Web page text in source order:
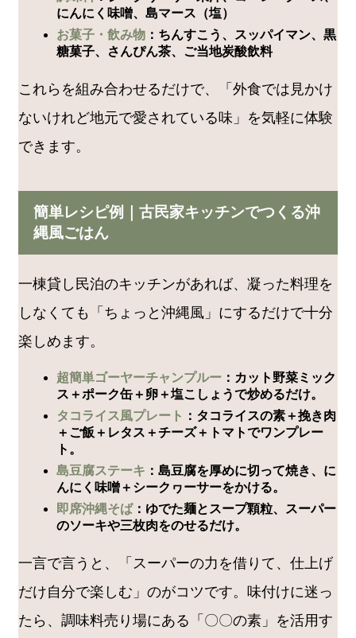
にんにく味噌、島マース（塩）
お菓子・飲み物 ：ちんすこう、スッパイマン、黒
糖菓子、さんぴん茶、ご当地炭酸飲料
これらを組み合わせるだけで、「外食では見かけ
ないけれど地元で愛されている味」を気軽に体験
できます。
簡単レシピ例｜古民家キッチンでつくる沖
縄風ごはん
一棟貸し民泊のキッチンがあれば、凝った料理を
しなくても「ちょっと沖縄風」にするだけで十分
楽しめます。
超簡単ゴーヤーチャンプルー ：カット野菜ミック
ス＋ポーク缶＋卵＋塩こしょうで炒めるだけ。
タコライス風プレート ：タコライスの素＋挽き肉
＋ご飯＋レタス＋チーズ＋トマトでワンプレー
ト。
島豆腐ステーキ ：島豆腐を厚めに切って焼き、に
んにく味噌＋シークヮーサーをかける。
即席沖縄そば：ゆでた麺とスープ顆粒、スーパー
のソーキや三枚肉をのせるだけ。
一言で言うと、「スーパーの力を借りて、仕上げ
だけ自分で楽しむ」のがコツです。味付けに迷っ
たら、調味料売り場にある「〇〇の素」を活用す